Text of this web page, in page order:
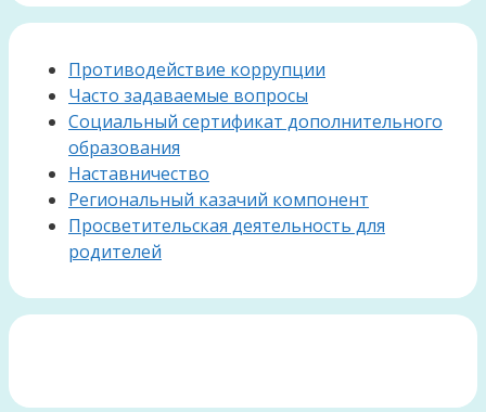
Противодействие коррупции
Часто задаваемые вопросы
Социальный сертификат дополнительного
образования
Наставничество
Региональный казачий компонент
Просветительская деятельность для
родителей